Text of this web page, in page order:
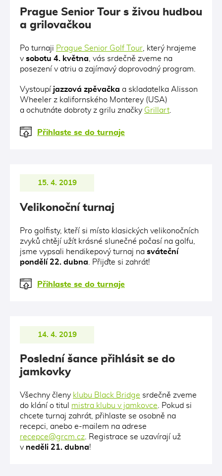
Prague Senior Tour s živou hudbou
a grilovačkou
Po turnaji Prague Senior Golf Tour , který hrajeme
v sobotu 4. května , vás srdečně zveme na
posezení v atriu a zajímavý doprovodný program.
Vystoupí jazzová zpěvačka a skladatelka Alisson
Wheeler z kalifornského Monterey (USA)
a ochutnáte dobroty z grilu značky Grillart
Přihlaste se do turnaje
15. 4. 2019
Velikonoční turnaj
Pro golfisty, kteří si místo klasických velikonočních
zvyků chtějí užít krásné slunečné počasí na golfu,
jsme vypsali hendikepový turnaj na sváteční
pondělí 22. dubna . Přijďte si zahrát!
Přihlaste se do turnaje
14. 4. 2019
Poslední šance přihlásit se do
jamkovky
Všechny členy klubu Black Bridge srdečně zveme
do klání o titul mistra klubu v jamkovce. Pokud si
chcete turnaj zahrát, přihlaste se osobně na
recepci, anebo e-mailem na adrese
recepce@grcm.cz. Registrace se uzavírají už
v neděli 21. dubna!